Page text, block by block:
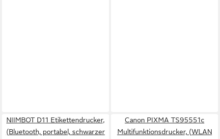
NIIMBOT D11 Etikettendrucker,
(Bluetooth, portabel, schwarzer
Canon PIXMA TS95551c
Multifunktionsdrucker, (WLAN